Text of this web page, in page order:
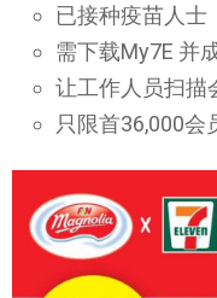
已接种疫苗人士
需下载My7E 并
让工作人员扫描
只限首36,000会